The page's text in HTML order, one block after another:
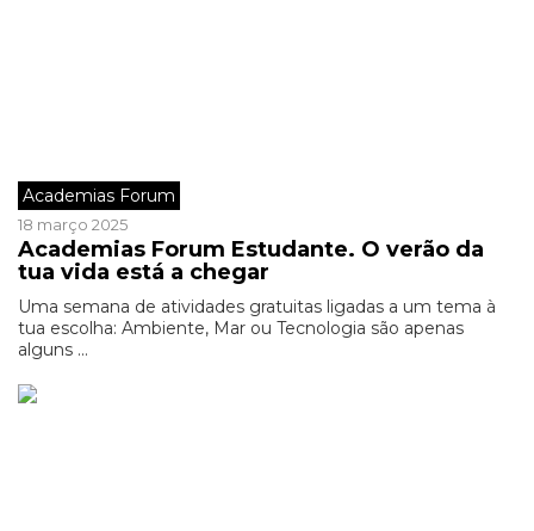
Academias Forum
18 março 2025
Academias Forum Estudante. O verão da
tua vida está a chegar
Uma semana de atividades gratuitas ligadas a um tema à
tua escolha: Ambiente, Mar ou Tecnologia são apenas
alguns ...